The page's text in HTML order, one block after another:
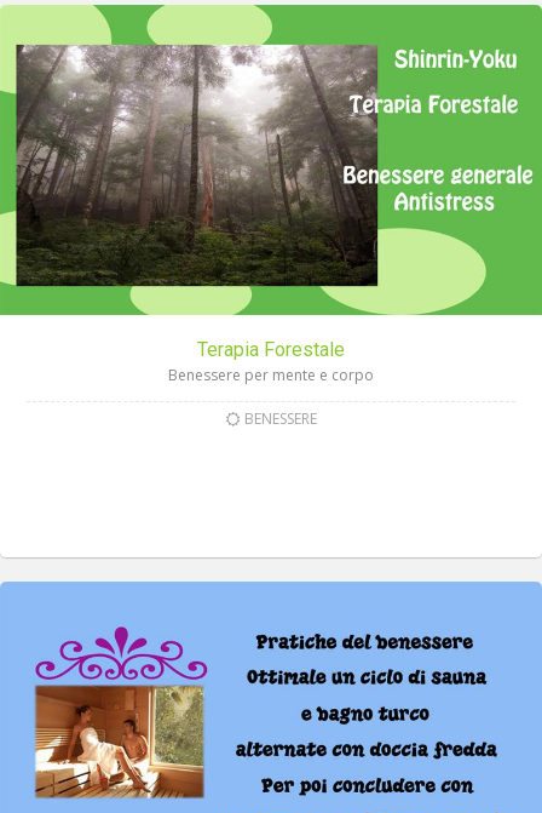
Terapia Forestale
Benessere per mente e corpo
BENESSERE